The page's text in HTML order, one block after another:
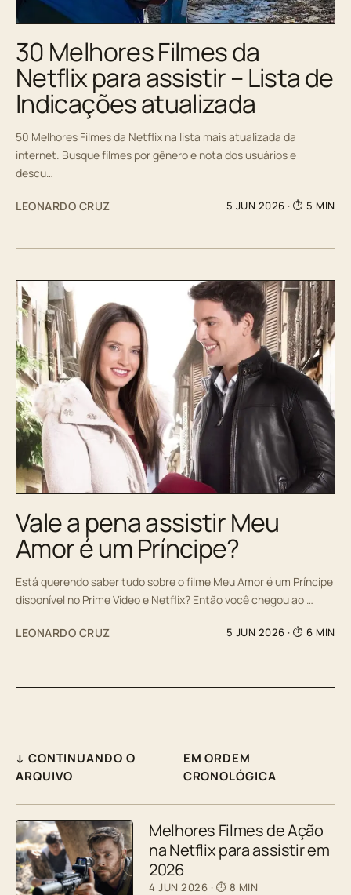
30 Melhores Filmes da
Netflix para assistir – Lista de
Indicações atualizada
50 Melhores Filmes da Netflix na lista mais atualizada da
internet. Busque filmes por gênero e nota dos usuários e
descu…
LEONARDO CRUZ 5 JUN 2026 · ⏱ 5 MIN
Vale a pena assistir Meu
Amor é um Príncipe?
Está querendo saber tudo sobre o filme Meu Amor é um Príncipe
disponível no Prime Video e Netflix? Então você chegou ao …
LEONARDO CRUZ 5 JUN 2026 · ⏱ 6 MIN
↓ CONTINUANDO O
ARQUIVO
EM ORDEM
CRONOLÓGICA
Melhores Filmes de Ação
na Netflix para assistir em
2026
4 JUN 2026 · ⏱ 8 MIN